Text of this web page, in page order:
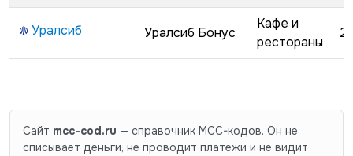
Уралсиб Уралсиб Бонус
Кафе и
рестораны
Сайт mcc-cod.ru — справочник MCC-кодов. Он не
списывает деньги, не проводит платежи и не видит